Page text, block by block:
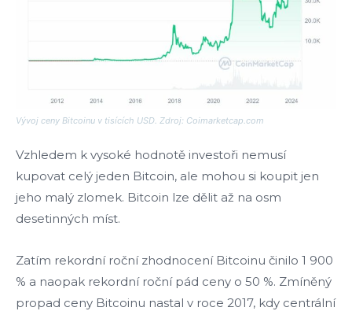
Vývoj ceny Bitcoinu v tisících USD. Zdroj: Coimarketcap.com
Vzhledem k vysoké hodnotě investoři nemusí
kupovat celý jeden Bitcoin, ale mohou si koupit jen
jeho malý zlomek. Bitcoin lze dělit až na osm
desetinných míst.
Zatím rekordní roční zhodnocení Bitcoinu činilo 1 900
% a naopak rekordní roční pád ceny o 50 %. Zmíněný
propad ceny Bitcoinu nastal v roce 2017, kdy centrální